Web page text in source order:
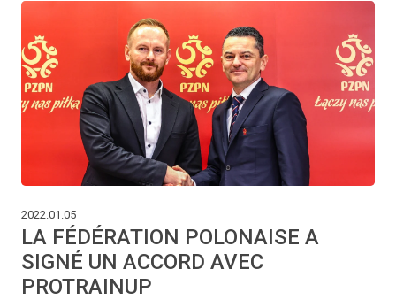
2022.01.05
LA FÉDÉRATION POLONAISE A
SIGNÉ UN ACCORD AVEC
PROTRAINUP